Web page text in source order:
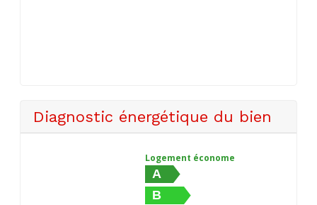
Diagnostic énergétique du bien
Logement économe
A
B